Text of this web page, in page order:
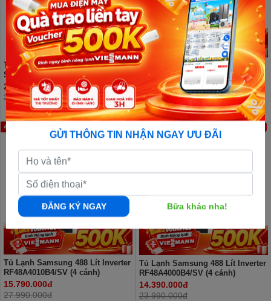
Tủ lạnh Samsung Inverter 635 lít
Side By Side RS70F65K2FSV
23.490.000đ
33.440.000đ
Tủ lạnh Samsung Inverter 488 lít
RF48A4010M9/SV
16.500.000đ
21.490.000đ
44%
Tủ Lạnh Samsung 488 Lít Inverter
RF48A4010B4/SV (4 cánh)
15.790.000đ
27.990.000đ
40%
Tủ Lạnh Samsung 488 Lít Inverter
RF48A4000B4/SV (4 cánh)
14.390.000đ
23.990.000đ
GỬI THÔNG TIN NHẬN NGAY ƯU ĐÃI
ĐĂNG KÝ NGAY Bữa khác nha!